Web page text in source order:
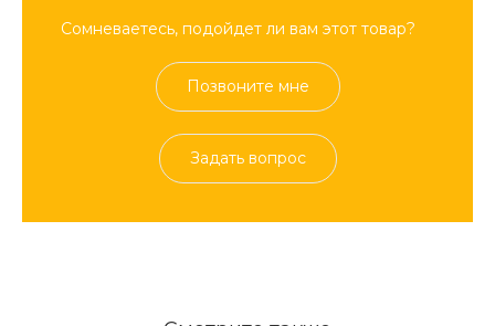
Сомневаетесь, подойдет ли вам этот товар?
Позвоните мне
Задать вопрос